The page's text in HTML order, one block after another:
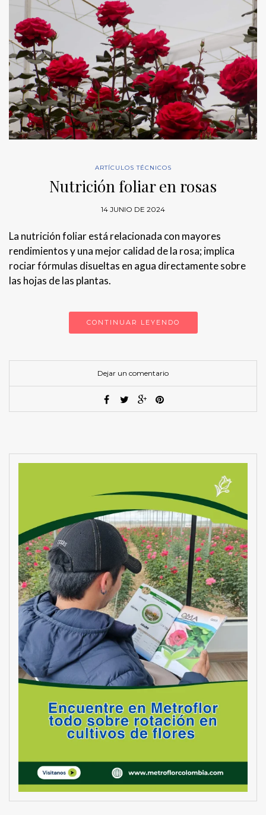
ARTÍCULOS TÉCNICOS
Nutrición foliar en rosas
14 JUNIO DE 2024
La nutrición foliar está relacionada con mayores
rendimientos y una mejor calidad de la rosa; implica
rociar fórmulas disueltas en agua directamente sobre
las hojas de las plantas.
CONTINUAR LEYENDO
Dejar un comentario